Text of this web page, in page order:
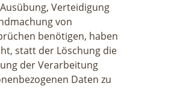
Verteidigung
von
benötigen, haben
statt der Löschung die
der Verarbeitung
Daten zu